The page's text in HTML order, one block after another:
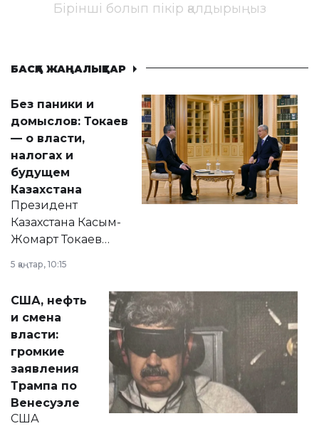
Бірінші болып пікір қалдырыңыз
БАСҚА ЖАҢАЛЫҚТАР
Без паники и
домыслов: Токаев
— о власти,
налогах и
будущем
Казахстана
Президент
Казахстана Касым-
Жомарт Токаев
сразу несколько
актуальных тем —
от слухов о
политических
реформах до
вопросов армии,
экономики и
личного здоровья.
5 қаңтар, 10:15
США, нефть
и смена
власти:
громкие
заявления
Трампа по
Венесуэле
США